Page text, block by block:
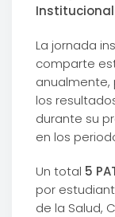
La jornada
comparte
anualmente,
los
durante su
en los
Un total 5
por
de la Salud,